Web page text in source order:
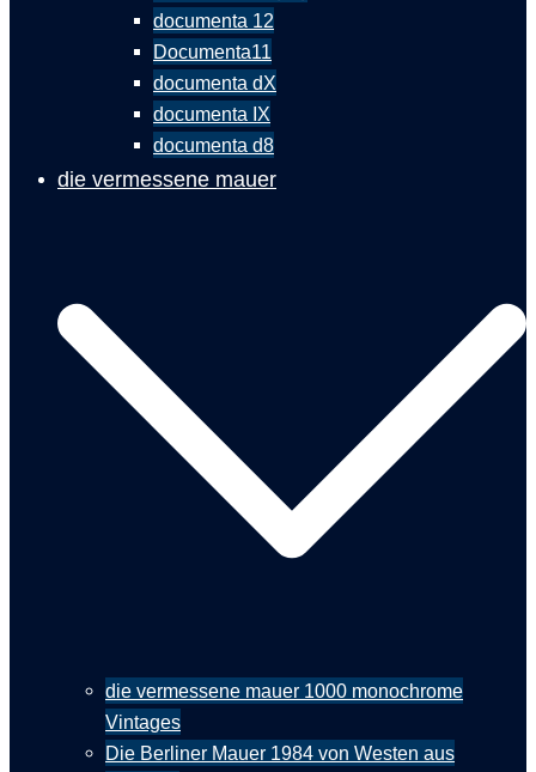
documenta 12
Documenta11
documenta dX
documenta IX
documenta d8
die vermessene mauer
die vermessene mauer 1000 monochrome
Vintages
Die Berliner Mauer 1984 von Westen aus